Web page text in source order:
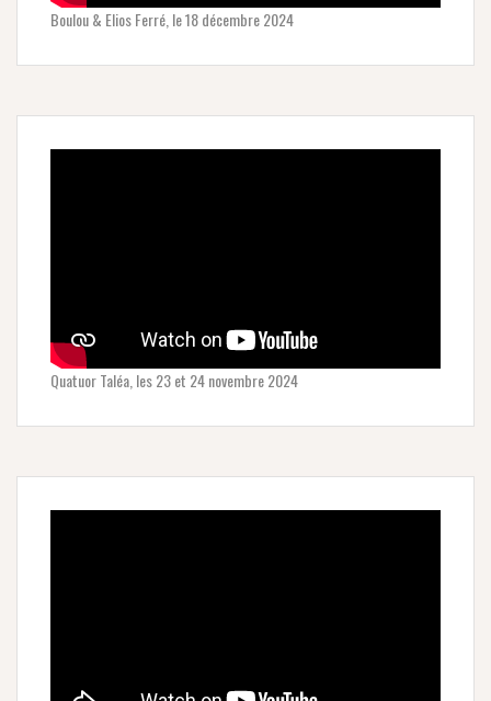
Boulou & Elios Ferré, le 18 décembre 2024
Quatuor Taléa, les 23 et 24 novembre 2024